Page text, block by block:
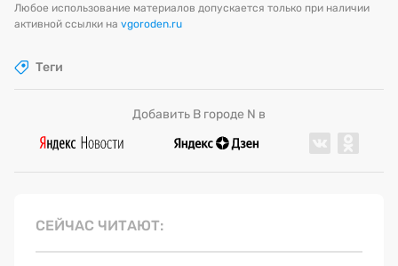
Любое использование материалов допускается только при наличии
активной ссылки на vgoroden.ru
Теги
Добавить В городе N в
СЕЙЧАС ЧИТАЮТ